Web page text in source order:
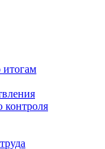
контроля